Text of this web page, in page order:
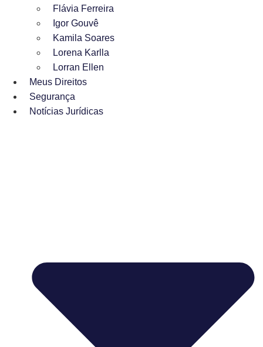
Flávia Ferreira
Igor Gouvê
Kamila Soares
Lorena Karlla
Lorran Ellen
Meus Direitos
Segurança
Notícias Jurídicas